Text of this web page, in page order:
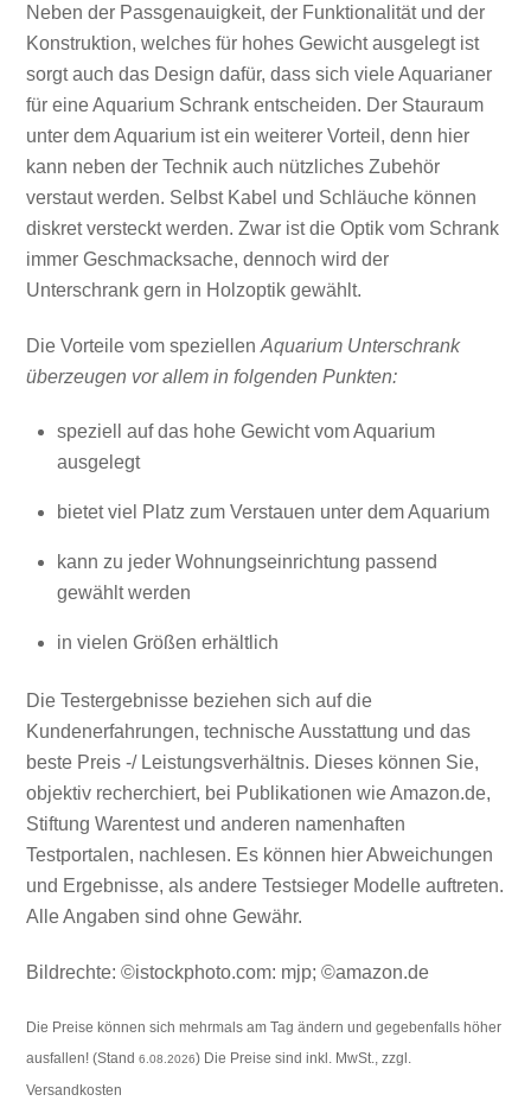
Neben der Passgenauigkeit, der Funktionalität und der
Konstruktion, welches für hohes Gewicht ausgelegt ist
sorgt auch das Design dafür, dass sich viele Aquarianer
für eine Aquarium Schrank entscheiden. Der Stauraum
unter dem Aquarium ist ein weiterer Vorteil, denn hier
kann neben der Technik auch nützliches Zubehör
verstaut werden. Selbst Kabel und Schläuche können
diskret versteckt werden. Zwar ist die Optik vom Schrank
immer Geschmacksache, dennoch wird der
Unterschrank gern in Holzoptik gewählt.
Die Vorteile vom speziellenAquarium Unterschrank
überzeugen vor allem in folgenden Punkten:
speziell auf das hohe Gewicht vom Aquarium
ausgelegt
bietet viel Platz zum Verstauen unter dem Aquarium
kann zu jeder Wohnungseinrichtung passend
gewählt werden
in vielen Größen erhältlich
Die Testergebnisse beziehen sich auf die
Kundenerfahrungen, technische Ausstattung und das
beste Preis -/ Leistungsverhältnis. Dieses können Sie,
objektiv recherchiert, bei Publikationen wie Amazon.de,
Stiftung Warentest und anderen namenhaften
Testportalen, nachlesen. Es können hier Abweichungen
und Ergebnisse, als andere Testsieger Modelle auftreten.
Alle Angaben sind ohne Gewähr.
Bildrechte: ©istockphoto.com: mjp; ©amazon.de
Die Preise können sich mehrmals am Tag ändern und gegebenfalls höher
ausfallen! (Stand6.08.2026) Die Preise sind inkl. MwSt., zzgl.
Versandkosten